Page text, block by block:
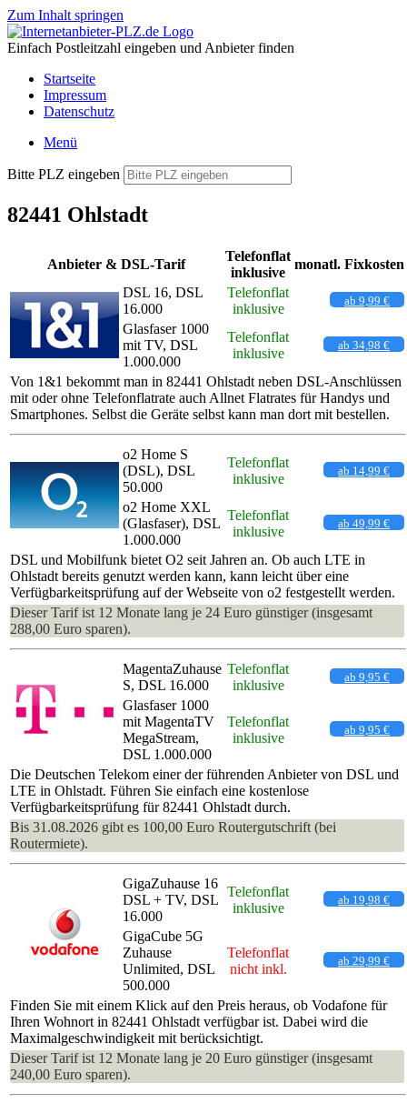
Zum Inhalt springen
Einfach Postleitzahl eingeben und Anbieter finden
Startseite
Impressum
Datenschutz
Menü
Bitte PLZ eingeben
82441 Ohlstadt
Anbieter & DSL-Tarif
Telefonflat
inklusive
monatl. Fixkosten
DSL 16, DSL
16.000
Telefonflat
inklusive
ab 9,99 €
Glasfaser 1000
mit TV, DSL
1.000.000
Telefonflat
inklusive
ab 34,98 €
Von 1&1 bekommt man in 82441 Ohlstadt neben DSL-Anschlüssen
mit oder ohne Telefonflatrate auch Allnet Flatrates für Handys und
Smartphones. Selbst die Geräte selbst kann man dort mit bestellen.
o2 Home S
(DSL), DSL
50.000
Telefonflat
inklusive
ab 14,99 €
o2 Home XXL
(Glasfaser), DSL
1.000.000
Telefonflat
inklusive
ab 49,99 €
DSL und Mobilfunk bietet O2 seit Jahren an. Ob auch LTE in
Ohlstadt bereits genutzt werden kann, kann leicht über eine
Verfügbarkeitsprüfung auf der Webseite von o2 festgestellt werden.
Dieser Tarif ist 12 Monate lang je 24 Euro günstiger (insgesamt
288,00 Euro sparen).
MagentaZuhause
S, DSL 16.000
Telefonflat
inklusive
ab 9,95 €
Glasfaser 1000
mit MagentaTV
MegaStream,
DSL 1.000.000
Telefonflat
inklusive
ab 9,95 €
Die Deutschen Telekom einer der führenden Anbieter von DSL und
LTE in Ohlstadt. Führen Sie einfach eine kostenlose
Verfügbarkeitsprüfung für 82441 Ohlstadt durch.
Bis 31.08.2026 gibt es 100,00 Euro Routergutschrift (bei
Routermiete).
GigaZuhause 16
DSL + TV, DSL
16.000
Telefonflat
inklusive
ab 19,98 €
GigaCube 5G
Zuhause
Unlimited, DSL
500.000
Telefonflat
nicht inkl.
ab 29,99 €
Finden Sie mit einem Klick auf den Preis heraus, ob Vodafone für
Ihren Wohnort in 82441 Ohlstadt verfügbar ist. Dabei wird die
Maximalgeschwindigkeit mit berücksichtigt.
Dieser Tarif ist 12 Monate lang je 20 Euro günstiger (insgesamt
240,00 Euro sparen).